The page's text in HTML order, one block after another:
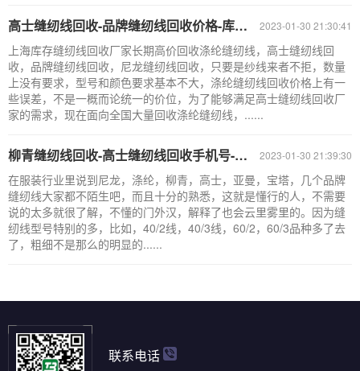
2023-01-30 21:30:41
高士缝纫线回收-品牌缝纫线回收价格-库存缝纫线回收厂家
上海库存缝纫线回收厂家长期高价回收涤纶缝纫线，高士缝纫线回
收，品牌缝纫线回收，尼龙缝纫线回收，只要是纱线来者不拒，数量
上没有要求，型号和颜色要求基本不大，涤纶缝纫线回收价格上有一
些误差，不是一概而论统一的价位，为了能够满足高士缝纫线回收厂
家的需求，现在面向全国大量回收涤纶缝纫线，......
2023-01-30 21:39:30
柳青缝纫线回收-高士缝纫线回收手机号-品牌缝纫线回收厂家
在服装行业里说到尼龙，涤纶，柳青，高士，亚曼，宝塔，几个品牌
缝纫线大家都不陌生吧，而且十分的熟悉，这就是懂行的人，不需要
说的太多就很了解，不懂的门外汉，解释了也会云里雾里的。因为缝
纫线型号特别的多，比如，40/2线，40/3线，60/2，60/3品种多了去
了，粗细不是那么的明显的......
联系电话